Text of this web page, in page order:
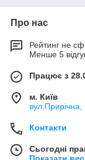
Про нас
Рейтинг не
Менше 5
Працює з
м. Київ
Контакти
Сьогодні